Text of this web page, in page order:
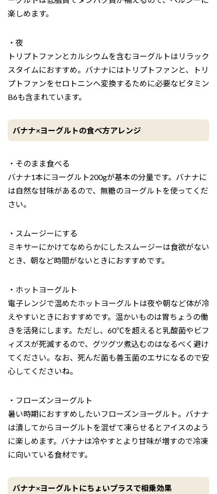
楽しめます。
・夜
トリプトファンとカルシウムを含むヨーグルトはリラック
スタイムにおすすめ。バナナにはトリプトファンと、トリ
プトファンをセロトニンへ変換するために必要なビタミン
B6も含まれています。
バナナ×ヨーグルトの食べ方アレンジ
・そのまま食べる
バナナ1本にヨーグルト200gが基本の分量です。バナナに
は自然な甘味があるので、無糖のヨーグルトを使ってくだ
さい。
・スムージーにする
ミキサーにかけてなめらかにしたスムージーは食欲がない
とき、朝など時間がないときにおすすめです。
・ホットヨーグルト
電子レンジで温めたホットヨーグルトは夜や朝など体が冷
えやすいときにおすすめです。温かいものは胃ちょうの働
きを活発にします。ただし、60℃を超えると乳酸菌やビフ
ィズスが死滅するので、グツグツ煮込むのはなるべく避け
てください。なお、死んだ菌も善玉菌のエサになるので安
心してくださいね。
・フローズンヨーグルト
暑い時期におすすめしたいフローズンヨーグルト。バナナ
は潰してからヨーグルトを混ぜて凍らせるとアイスのよう
に楽しめます。バナナは冷やすとより甘味が増すので冷凍
に向いている食材です。
バナナ×ヨーグルトにちょいプラスで相乗効果